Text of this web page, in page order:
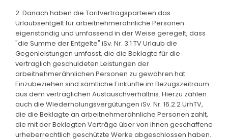
2. Danach haben die Tarifvertragsparteien das
Urlaubsentgelt für arbeitnehmerähnliche Personen
eigenständig und umfassend in der Weise geregelt, dass
"die Summe der Entgelte" iSv. Nr. 3.1 TV Urlaub die
Gegenleistungen umfasst, die die Beklagte für die
vertraglich geschuldeten Leistungen der
arbeitnehmerähnlichen Personen zu gewähren hat.
Einzubeziehen sind sämtliche Einkünfte im Bezugszeitraum
aus dem vertraglichen Austauschverhältnis. Hierzu zählen
auch die Wiederholungsvergütungen iSv. Nr. 16.2.2 UrhTV,
die die Beklagte an arbeitnehmerähnliche Personen zahlt,
die mit der Beklagten Verträge über von ihnen geschaffene
urheberrechtlich geschützte Werke abgeschlossen haben.